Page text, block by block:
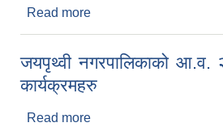
Read more
जयपृथ्वी नगरपालिकाको आ.व.
कार्यक्रमहरु
Read more